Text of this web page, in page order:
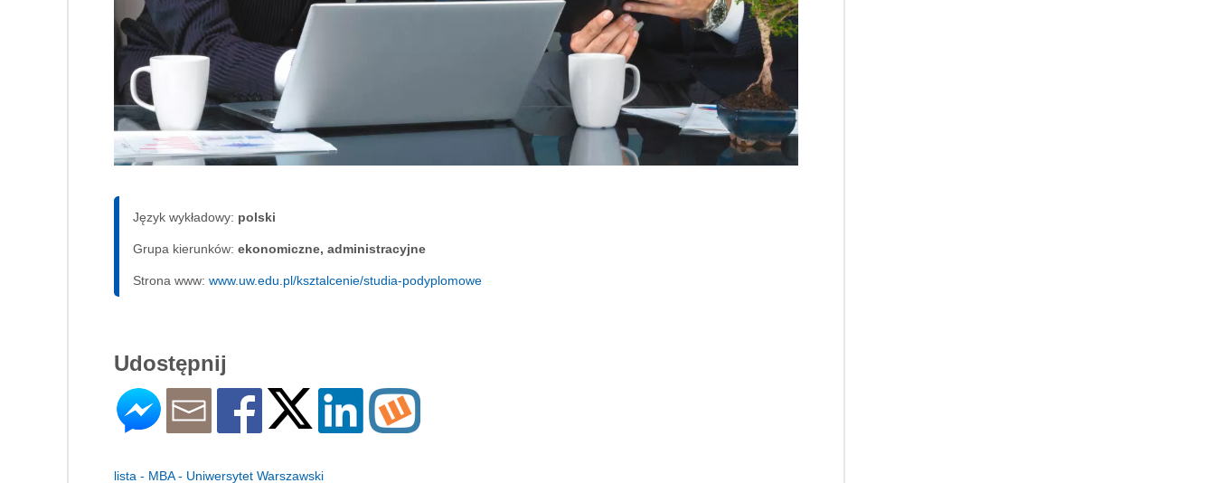
Język wykładowy: polski
Grupa kierunków: ekonomiczne, administracyjne
Strona www: www.uw.edu.pl/ksztalcenie/studia-podyplomowe
Udostępnij
lista - MBA - Uniwersytet Warszawski